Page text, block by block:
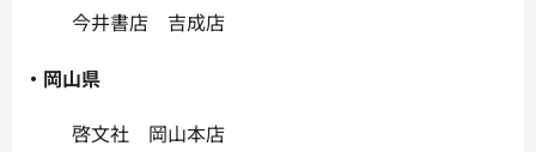
今井書店 吉成店
・岡山県
啓文社 岡山本店